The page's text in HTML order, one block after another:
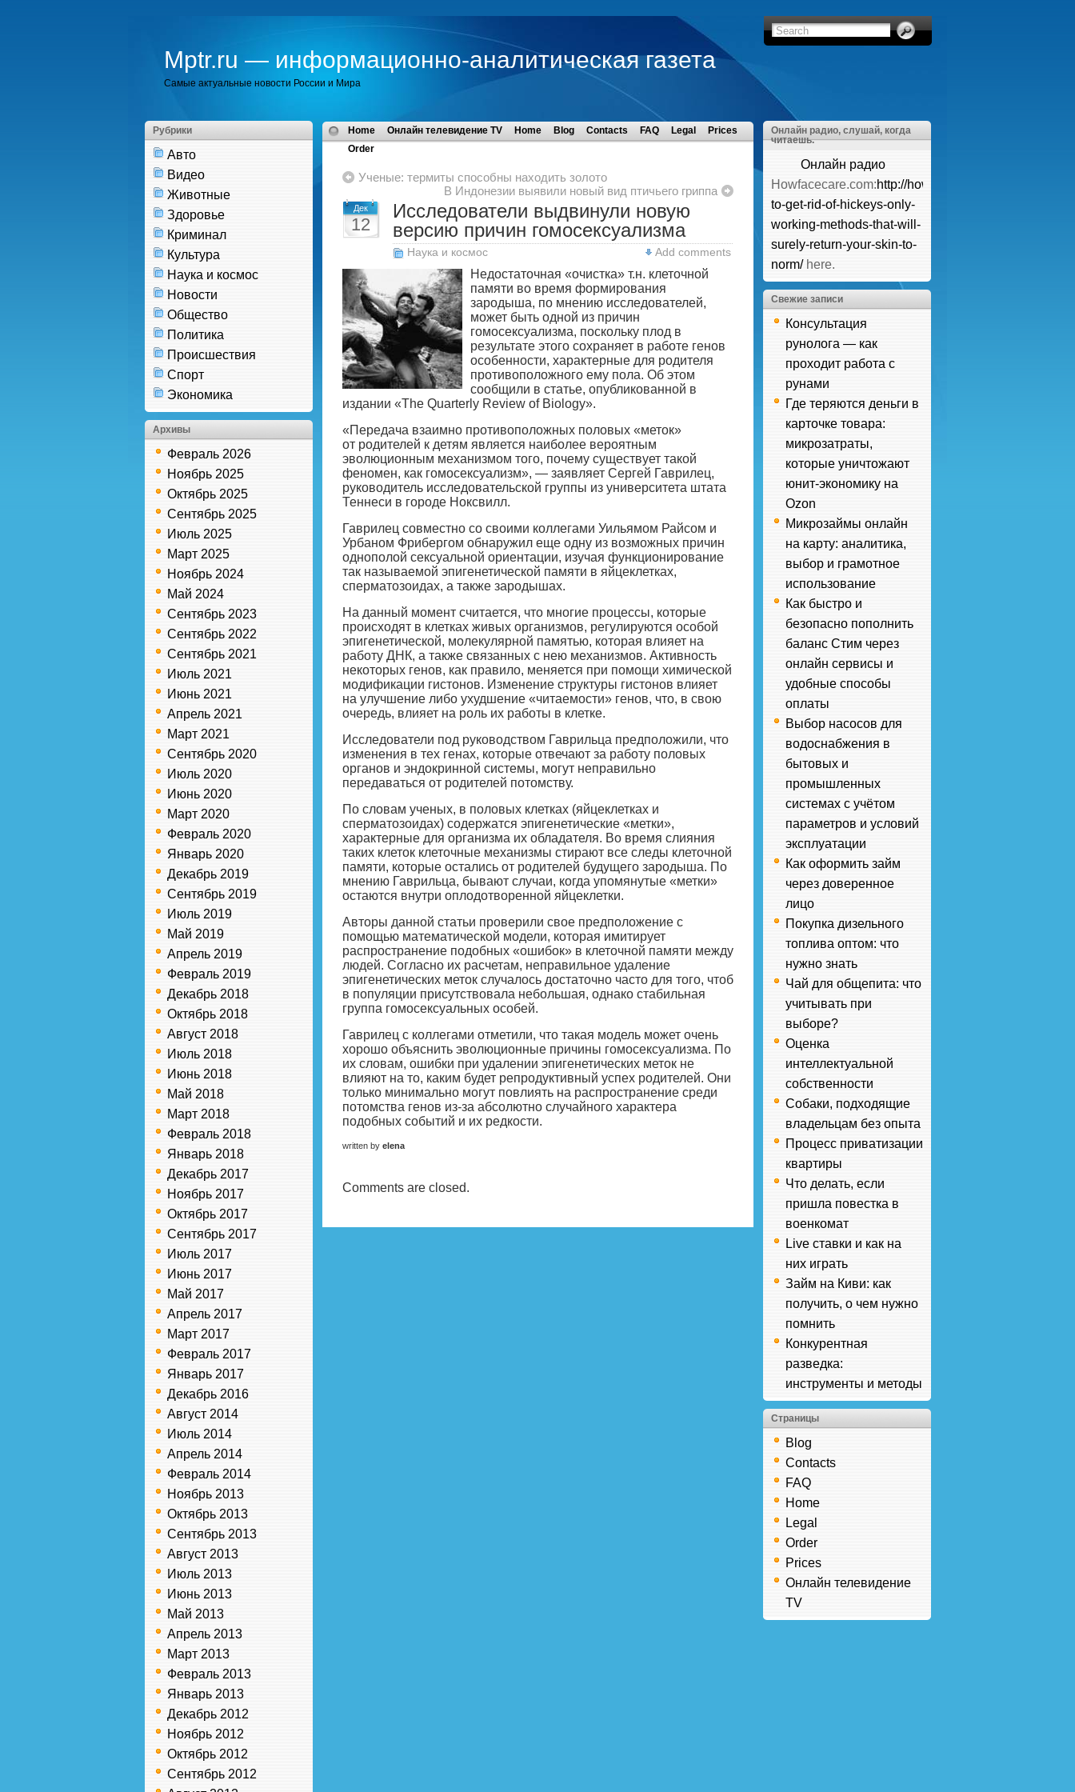
Mptr.ru — информационно-аналитическая газета
Самые актуальные новости России и Мира
Рубрики
Авто
Видео
Животные
Здоровье
Криминал
Культура
Наука и космос
Новости
Общество
Политика
Происшествия
Спорт
Экономика
Архивы
Февраль 2026
Ноябрь 2025
Октябрь 2025
Сентябрь 2025
Июль 2025
Март 2025
Ноябрь 2024
Май 2024
Сентябрь 2023
Сентябрь 2022
Сентябрь 2021
Июль 2021
Июнь 2021
Апрель 2021
Март 2021
Сентябрь 2020
Июль 2020
Июнь 2020
Март 2020
Февраль 2020
Январь 2020
Декабрь 2019
Сентябрь 2019
Июль 2019
Май 2019
Апрель 2019
Февраль 2019
Декабрь 2018
Октябрь 2018
Август 2018
Июль 2018
Июнь 2018
Май 2018
Март 2018
Февраль 2018
Январь 2018
Декабрь 2017
Ноябрь 2017
Октябрь 2017
Сентябрь 2017
Июль 2017
Июнь 2017
Май 2017
Апрель 2017
Март 2017
Февраль 2017
Январь 2017
Декабрь 2016
Август 2014
Июль 2014
Апрель 2014
Февраль 2014
Ноябрь 2013
Октябрь 2013
Сентябрь 2013
Август 2013
Июль 2013
Июнь 2013
Май 2013
Апрель 2013
Март 2013
Февраль 2013
Январь 2013
Декабрь 2012
Ноябрь 2012
Октябрь 2012
Сентябрь 2012
Home Онлайн телевидение TV Home Blog Contacts FAQ Legal
Prices
Order
Ученые: термиты способны находить золото
В Индонезии выявили новый вид птичьего гриппа
Дек
12
Исследователи выдвинули новую
версию причин гомосексуализма
Наука и космос Add comments
Недостаточная «очистка» т.н. клеточной
памяти во время формирования
зародыша, по мнению исследователей,
может быть одной из причин
гомосексуализма, поскольку плод в
результате этого сохраняет в работе генов
особенности, характерные для родителя
противоположного ему пола. Об этом
сообщили в статье, опубликованной в
издании «The Quarterly Review of Biology».
«Передача взаимно противоположных половых «меток»
от родителей к детям является наиболее вероятным
эволюционным механизмом того, почему существует такой
феномен, как гомосексуализм», — заявляет Сергей Гаврилец,
руководитель исследовательской группы из университета штата
Теннеси в городе Ноксвилл.
Гаврилец совместно со своими коллегами Уильямом Райсом и
Урбаном Фрибергом обнаружил еще одну из возможных причин
однополой сексуальной ориентации, изучая функционирование
так называемой эпигенетической памяти в яйцеклетках,
сперматозоидах, а также зародышах.
На данный момент считается, что многие процессы, которые
происходят в клетках живых организмов, регулируются особой
эпигенетической, молекулярной памятью, которая влияет на
работу ДНК, а также связанных с нею механизмов. Активность
некоторых генов, как правило, меняется при помощи химической
модификации гистонов. Изменение структуры гистонов влияет
на улучшение либо ухудшение «читаемости» генов, что, в свою
очередь, влияет на роль их работы в клетке.
Исследователи под руководством Гаврильца предположили, что
изменения в тех генах, которые отвечают за работу половых
органов и эндокринной системы, могут неправильно
передаваться от родителей потомству.
По словам ученых, в половых клетках (яйцеклетках и
сперматозоидах) содержатся эпигенетические «метки»,
характерные для организма их обладателя. Во время слияния
таких клеток клеточные механизмы стирают все следы клеточной
памяти, которые остались от родителей будущего зародыша. По
мнению Гаврильца, бывают случаи, когда упомянутые «метки»
остаются внутри оплодотворенной яйцеклетки.
Авторы данной статьи проверили свое предположение с
помощью математической модели, которая имитирует
распространение подобных «ошибок» в клеточной памяти между
людей. Согласно их расчетам, неправильное удаление
эпигенетических меток случалось достаточно часто для того, чтоб
в популяции присутствовала небольшая, однако стабильная
группа гомосексуальных особей.
Гаврилец с коллегами отметили, что такая модель может очень
хорошо объяснить эволюционные причины гомосексуализма. По
их словам, ошибки при удалении эпигенетических меток не
влияют на то, каким будет репродуктивный успех родителей. Они
только минимально могут повлиять на распространение среди
потомства генов из-за абсолютно случайного характера
подобных событий и их редкости.
written by elena
Comments are closed.
Онлайн радио, слушай, когда
читаешь.
Онлайн радио
Howfacecare.com:http://howfacecare.com/how-
to-get-rid-of-hickeys-only-
working-methods-that-will-
surely-return-your-skin-to-
norm/here.
Свежие записи
Консультация
рунолога — как
проходит работа с
рунами
Где теряются деньги в
карточке товара:
микрозатраты,
которые уничтожают
юнит-экономику на
Ozon
Микрозаймы онлайн
на карту: аналитика,
выбор и грамотное
использование
Как быстро и
безопасно пополнить
баланс Стим через
онлайн сервисы и
удобные способы
оплаты
Выбор насосов для
водоснабжения в
бытовых и
промышленных
системах с учётом
параметров и условий
эксплуатации
Как оформить займ
через доверенное
лицо
Покупка дизельного
топлива оптом: что
нужно знать
Чай для общепита: что
учитывать при
выборе?
Оценка
интеллектуальной
собственности
Собаки, подходящие
владельцам без опыта
Процесс приватизации
квартиры
Что делать, если
пришла повестка в
военкомат
Live ставки и как на
них играть
Займ на Киви: как
получить, о чем нужно
помнить
Конкурентная
разведка:
инструменты и методы
Страницы
Blog
Contacts
FAQ
Home
Legal
Order
Prices
Онлайн телевидение
TV